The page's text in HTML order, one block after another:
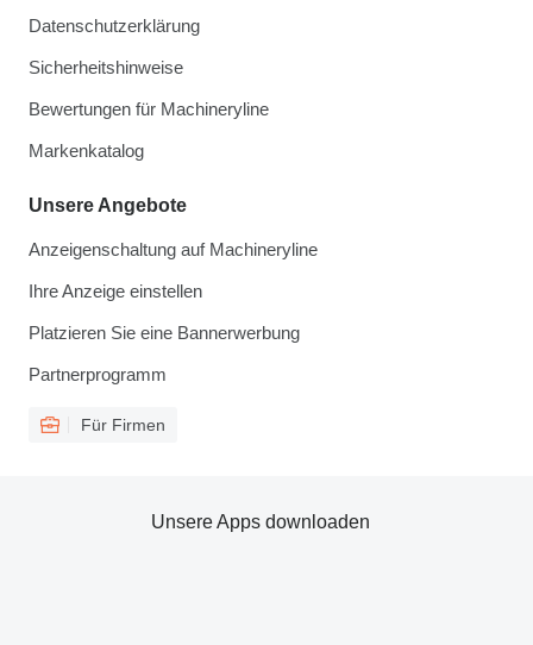
Datenschutzerklärung
Sicherheitshinweise
Bewertungen für Machineryline
Markenkatalog
Unsere Angebote
Anzeigenschaltung auf Machineryline
Ihre Anzeige einstellen
Platzieren Sie eine Bannerwerbung
Partnerprogramm
Für Firmen
Unsere Apps downloaden